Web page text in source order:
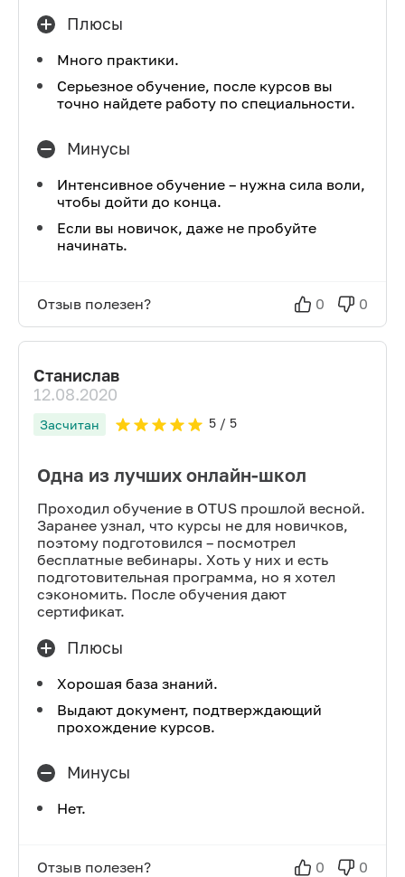
Плюсы
Много практики.
Серьезное обучение, после курсов вы
точно найдете работу по специальности.
Минусы
Интенсивное обучение – нужна сила воли,
чтобы дойти до конца.
Если вы новичок, даже не пробуйте
начинать.
Отзыв полезен? 0 0
Станислав
12.08.2020
Засчитан 5/ 5
Одна из лучших онлайн-школ
Проходил обучение в OTUS прошлой весной.
Заранее узнал, что курсы не для новичков,
поэтому подготовился – посмотрел
бесплатные вебинары. Хоть у них и есть
подготовительная программа, но я хотел
сэкономить. После обучения дают
сертификат.
Плюсы
Хорошая база знаний.
Выдают документ, подтверждающий
прохождение курсов.
Минусы
Нет.
Отзыв полезен? 0 0